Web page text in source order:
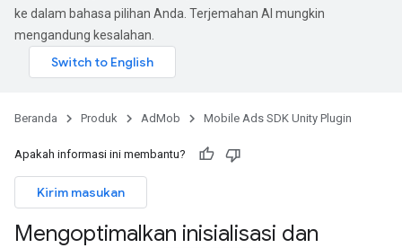
ke dalam bahasa pilihan Anda. Terjemahan AI mungkin
mengandung kesalahan.
Beranda Produk AdMob Mobile Ads SDK Unity Plugin
Apakah informasi ini membantu?
Kirim masukan
Mengoptimalkan inisialisasi dan